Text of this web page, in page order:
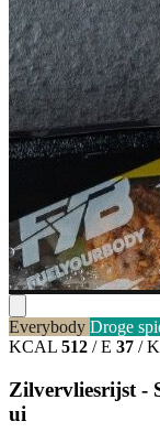
Everybody Droge
KCAL 512 / E 37 / K
Zilvervliesrijst -
ui